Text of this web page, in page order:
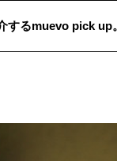
HM #女性シンガー
するmuevo pick up